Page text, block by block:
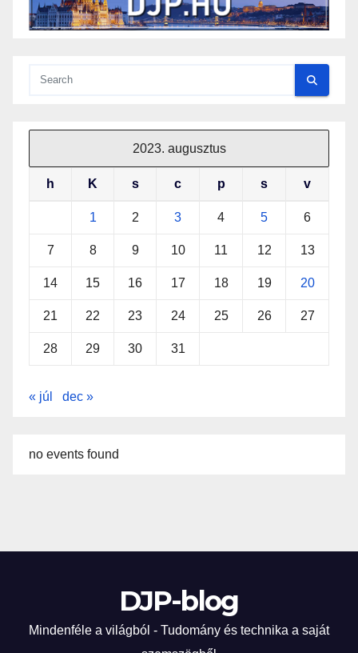
2023. augusztus
h K s c p s v
1 2 3 4 5 6
7 8 9 10 11 12 13
14 15 16 17 18 19 20
21 22 23 24 25 26 27
28 29 30 31
« júl dec »
no events found
DJP-blog
Mindenféle a világból - Tudomány és technika a saját